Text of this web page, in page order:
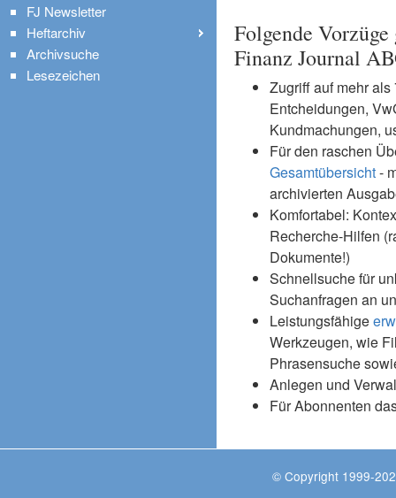
Folgende
Finanz Journal
Zugriff auf mehr
Entcheidungen,
Kundmachungen,
Für den raschen
Gesamtübersicht-
archivierten
Komfortabel:
Recherche-Hilfen
Dokumente!)
Schnellsuche für
Suchanfragen an
Leistungsfähige
Werkzeugen, wie
Phrasensuche
Anlegen und
Für Abonnenten
FJ Newsletter
Heftarchiv
Archivsuche
Lesezeichen
© Copyright 1999-